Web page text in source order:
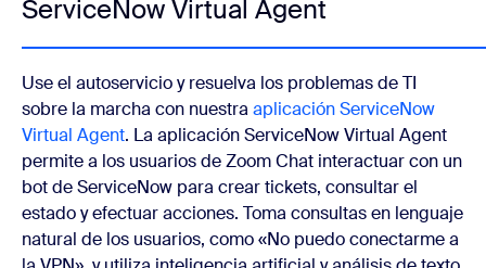
ServiceNow Virtual Agent
Use el autoservicio y resuelva los problemas de TI
sobre la marcha con nuestra aplicación ServiceNow
Virtual Agent. La aplicación ServiceNow Virtual Agent
permite a los usuarios de Zoom Chat interactuar con un
bot de ServiceNow para crear tickets, consultar el
estado y efectuar acciones. Toma consultas en lenguaje
natural de los usuarios, como «No puedo conectarme a